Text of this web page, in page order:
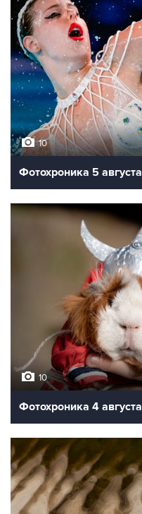
10
Фотохроника 5 августа
10
Фотохроника 4 августа